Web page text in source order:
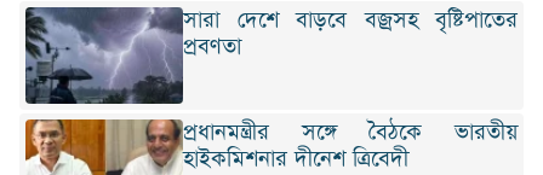
সারা দেশে বাড়বে বজ্রসহ বৃষ্টিপাতের
প্রবণতা
প্রধানমন্ত্রীর সঙ্গে বৈঠকে ভারতীয়
হাইকমিশনার দীনেশ ত্রিবেদী